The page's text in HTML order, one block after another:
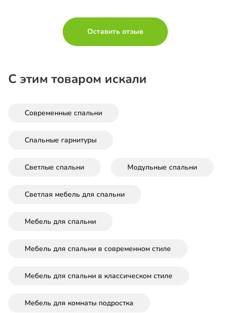
Оставить отзыв
С этим товаром искали
Современные спальни
Спальные гарнитуры
Светлые спальни Модульные спальни
Светлая мебель для спальни
Мебель для спальни
Мебель для спальни в современном стиле
Мебель для спальни в классическом стиле
Мебель для комнаты подростка